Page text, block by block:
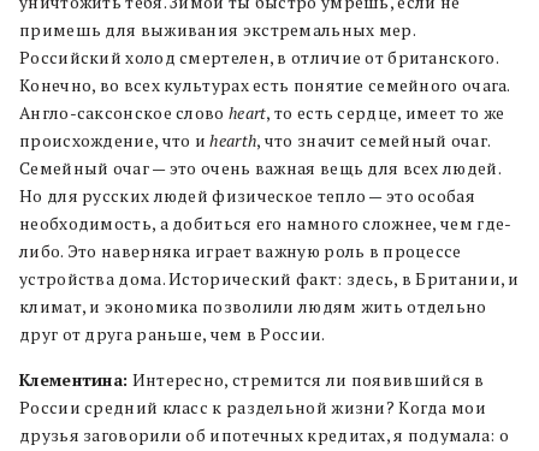
примешь для выживания экстремальных мер.
Российский холод смертелен, в отличие от британского.
Конечно, во всех культурах есть понятие семейного очага.
Англо-саксонское слово heart, то есть сердце, имеет то же
происхождение, что иhearth, что значит семейный очаг.
Семейный очаг — это очень важная вещь для всех людей.
Но для русских людей физическое тепло — это особая
необходимость, а добиться его намного сложнее, чем где-
либо. Это наверняка играет важную роль в процессе
устройства дома. Исторический факт: здесь, в Британии, и
климат, и экономика позволили людям жить отдельно
друг от друга раньше, чем в России.
Клементина: Интересно, стремится ли появившийся в
России средний класс к раздельной жизни? Когда мои
друзья заговорили об ипотечных кредитах, я подумала: о